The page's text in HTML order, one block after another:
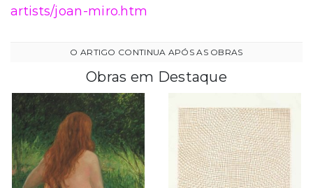
artists/joan-miro.htm
Obras em Destaque